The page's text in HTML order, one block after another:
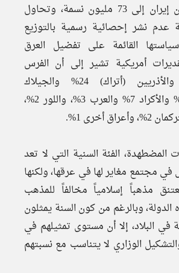
ويصل عدد سكان إيران إلى 73 مليون نسمة، وتحاول
عدم نشر إحصائية رسمية بالتوزيع
القائمة على تفضيل العرق
أمريكية تشير إلى أن الفرس
يشكلون 51% والأذريين (أتراك) 24% والجيلاك
والمازندرانيين 8% والأكراد 7% والعرب 3%، واللور 2%،
المضطهدة، الفئة السنية التي لا تعد
في مجتمع مغاير لها في عرقها، ولكنها
مذهباً إسلامياً مخالفاً للمذهب
الدولة، وبالرغم من كون السنة يمثلون
في البلاد، إلا أن مستوى تمثيلهم في
الوزاري لا يتناسب مع نسبتهم